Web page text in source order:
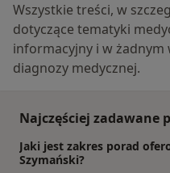
Wszystkie treści, w
dotyczące tematyki
informacyjny i w żadnym
diagnozy medycznej.
Najczęściej zadawane
Jaki jest zakres porad
Szymański?